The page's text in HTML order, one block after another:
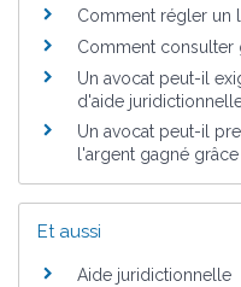
Comment régler un
Comment consulter
Un avocat peut-il
d'aide
Un avocat peut-il
l'argent gagné
Et aussi
Aide juridictionnelle